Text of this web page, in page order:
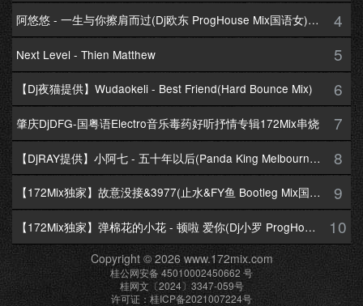
阿悠悠 - 一生与你擦肩而过(Dj欧东 ProgHouse Mix国语女)Dj小耀修改 4
Next Level - Thien Matthew 5
【Dj夜猫提供】Wudaokeli - Best Friend(Hard Bounce Mix) 6
肇庆DjDFG-国粤语Electro音乐毒药好听抒情专辑172Mix串烧 7
【DjRAY提供】小阿七 - 五十年以后(Panda King Melbourne Mix国语女) 8
【172Mix独家】故意没接&3977(止水&FY鱼 Bootleg Mix国语男) 9
【172Mix独家】弹棉花的小花 - 顿啦 爱你(Dj小罗 ProgHouse Mix国语女)v2 10
Copyright © 2026 www.172mix.com
桂公网安备 45010002450662 号
桂网文〔2024〕3347-059号
许可证：桂ICP备2021007224号